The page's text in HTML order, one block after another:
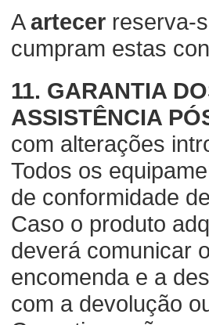
Aartecer reserva-
cumpram estas
11. GARANTIA
ASSISTÊNCIA
com alterações
Todos os
de conformidade
Caso o produto
deverá comunicar
encomenda e a
com a devolução